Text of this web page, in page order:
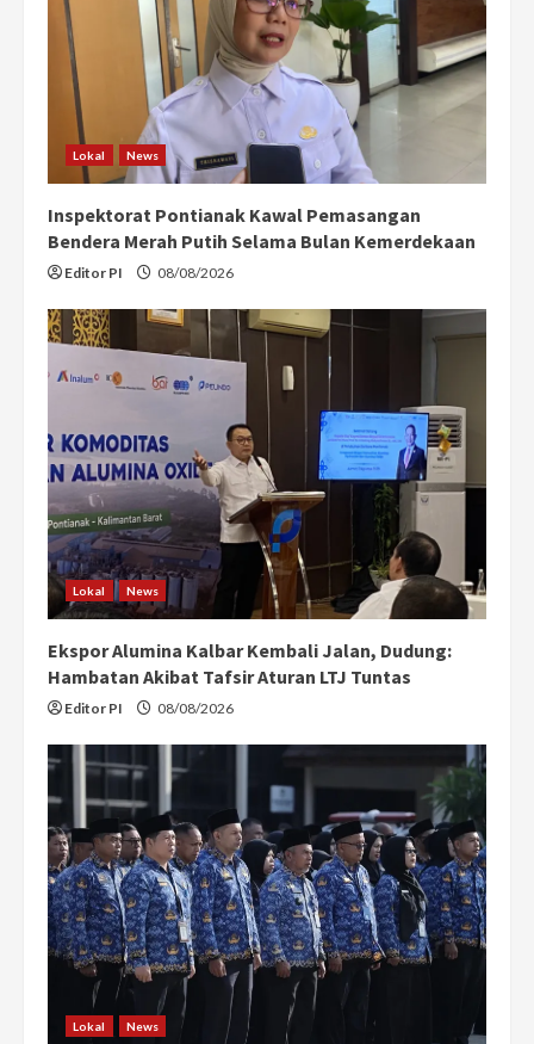
Lokal News
Inspektorat Pontianak Kawal Pemasangan
Bendera Merah Putih Selama Bulan Kemerdekaan
Editor PI 08/08/2026
Lokal News
Ekspor Alumina Kalbar Kembali Jalan, Dudung:
Hambatan Akibat Tafsir Aturan LTJ Tuntas
Editor PI 08/08/2026
Lokal News